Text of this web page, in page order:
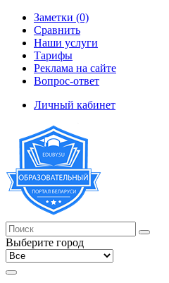
Заметки (0)
Сравнить
Наши услуги
Тарифы
Реклама на сайте
Вопрос-ответ
Личный кабинет
Выберите город